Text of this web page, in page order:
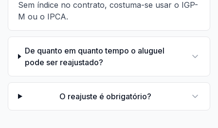
Sem índice no contrato, costuma-se usar o IGP-
M ou o IPCA.
De quanto em quanto tempo o aluguel
pode ser reajustado?
O reajuste é obrigatório?